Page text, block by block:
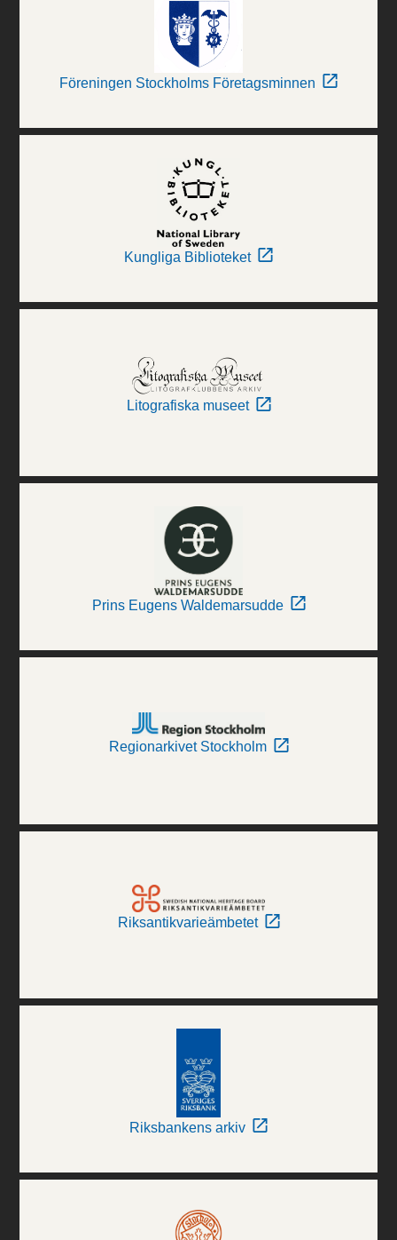
Föreningen Stockholms Företagsminnen
Kungliga Biblioteket
Litografiska museet
Prins Eugens Waldemarsudde
Regionarkivet Stockholm
Riksantikvarieämbetet
Riksbankens arkiv